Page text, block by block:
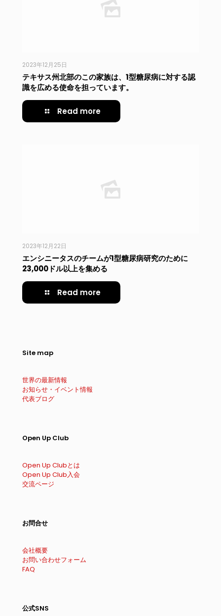
2023年12月25日
テキサス州北部のこの家族は、1型糖尿病に対する認
識を広める使命を担っています。
Read more
2023年12月22日
エンシニータスのチームが1型糖尿病研究のために
23,000ドル以上を集める
Read more
Site map
世界の最新情報
お知らせ・イベント情報
代表ブログ
Open Up Club
Open Up Clubとは
Open Up Club入会
交流ページ
お問合せ
会社概要
お問い合わせフォーム
FAQ
公式SNS